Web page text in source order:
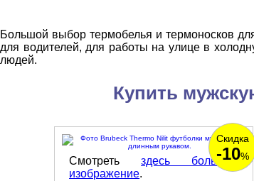
Большой выбор термобелья и термоносков
для водителей, для работы на улице в
людей.
Купить
Скидка
-10%
Смотретьздесь большое
изображение.